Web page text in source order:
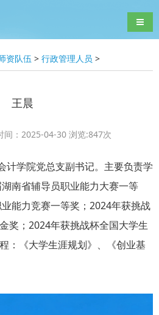
导航
资队伍 > 行政管理人员 >
王晨
间：2025-04-30 浏览:847次
学院党总支副书记。主要负责学
南省辅导员职业能力大赛一等
能力竞赛一等奖；2024年获挑战
奖；2024年获挑战杯全国大学生
：《大学生涯规划》、《创业基